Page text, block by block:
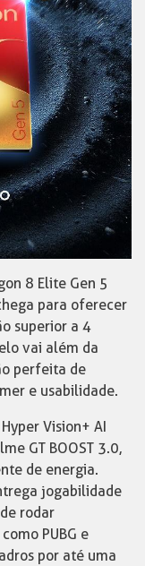
8 Elite Gen 5
para oferecer
superior a 4
vai além da
perfeita de
e usabilidade.
Vision+ AI
GT BOOST 3.0,
de energia.
jogabilidade
rodar
PUBG e
por até uma